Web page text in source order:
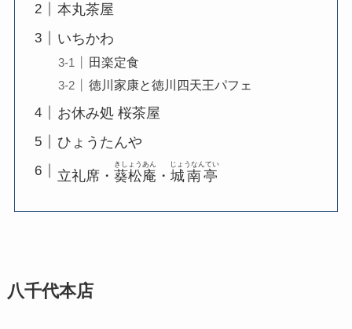
本丸茶屋
いちかわ
田楽定食
徳川家康と徳川四天王パフェ
お休み処 桜茶屋
ひょうたんや
立礼席・ 葵松庵
きしょうあん
・ 城南亭
じょうなんてい
八千代本店